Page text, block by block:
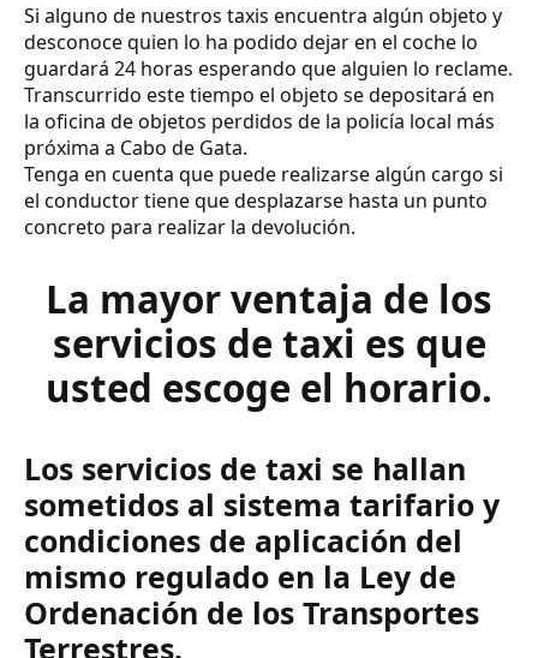
Si alguno de nuestros taxis encuentra algún objeto y
desconoce quien lo ha podido dejar en el coche lo
guardará 24 horas esperando que alguien lo reclame.
Transcurrido este tiempo el objeto se depositará en
la oficina de objetos perdidos de la policía local más
próxima a Cabo de Gata.
Tenga en cuenta que puede realizarse algún cargo si
el conductor tiene que desplazarse hasta un punto
concreto para realizar la devolución.
La mayor ventaja de los
servicios de taxi es que
usted escoge el horario.
Los servicios de taxi se hallan
sometidos al sistema tarifario y
condiciones de aplicación del
mismo regulado en la Ley de
Ordenación de los Transportes
Terrestres.